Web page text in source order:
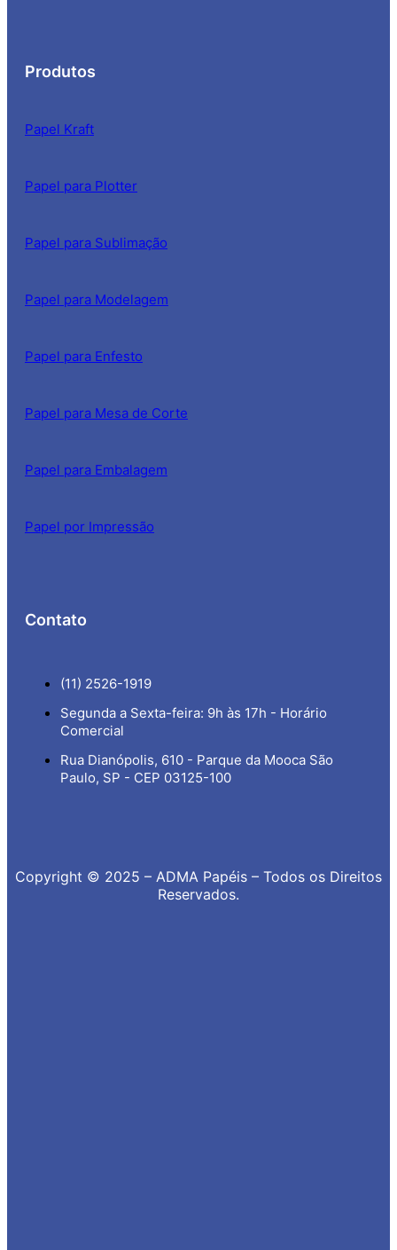
Produtos
Papel Kraft
Papel para Plotter
Papel para Sublimação
Papel para Modelagem
Papel para Enfesto
Papel para Mesa de Corte
Papel para Embalagem
Papel por Impressão
Contato
(11) 2526-1919
Segunda a Sexta-feira: 9h às 17h - Horário
Comercial
Rua Dianópolis, 610 - Parque da Mooca São
Paulo, SP - CEP 03125-100
Copyright © 2025 – ADMA Papéis – Todos os Direitos
Reservados.